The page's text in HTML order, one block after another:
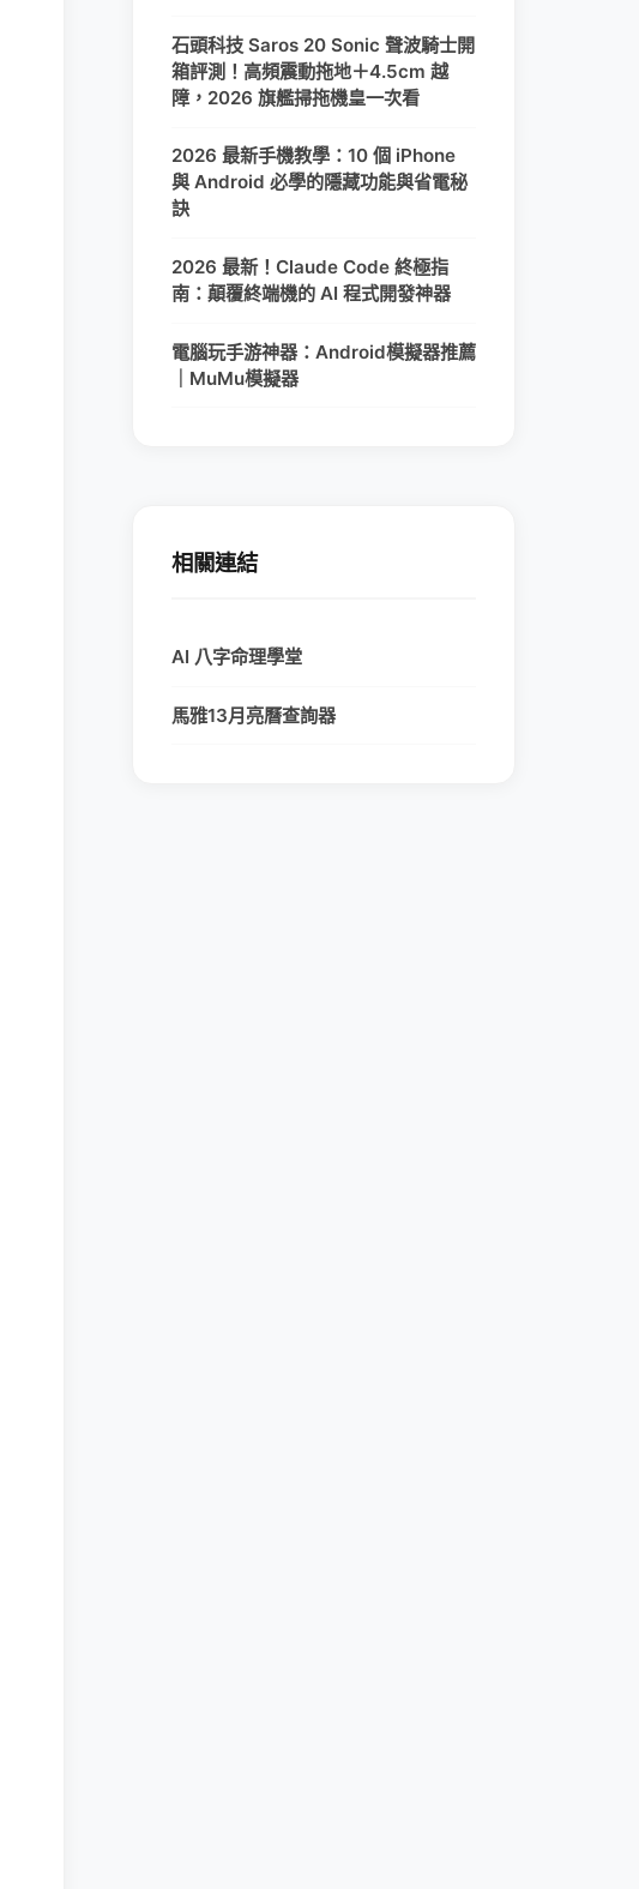
石頭科技 Saros 20 Sonic 聲波騎士開
箱評測！高頻震動拖地＋4.5cm 越
障，2026 旗艦掃拖機皇一次看
2026 最新手機教學：10 個 iPhone
與 Android 必學的隱藏功能與省電秘
訣
2026 最新！Claude Code 終極指
南：顛覆終端機的 AI 程式開發神器
電腦玩手游神器：Android模擬器推薦
｜MuMu模擬器
相關連結
AI 八字命理學堂
馬雅13月亮曆查詢器